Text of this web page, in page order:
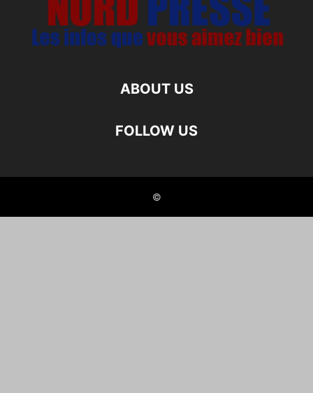
ABOUT US
FOLLOW US
©